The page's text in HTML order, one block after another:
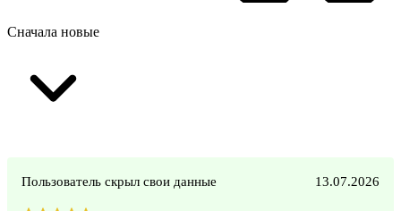
Сначала новые
Пользователь скрыл свои данные 13.07.2026